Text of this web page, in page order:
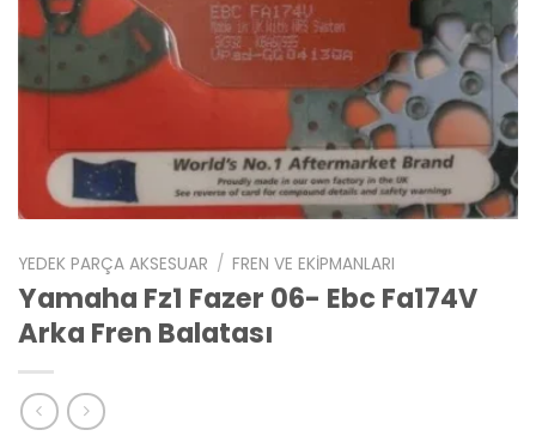
YEDEK PARÇA AKSESUAR / FREN VE EKIPMANLARI
Yamaha Fz1 Fazer 06- Ebc Fa174V
Arka Fren Balatası